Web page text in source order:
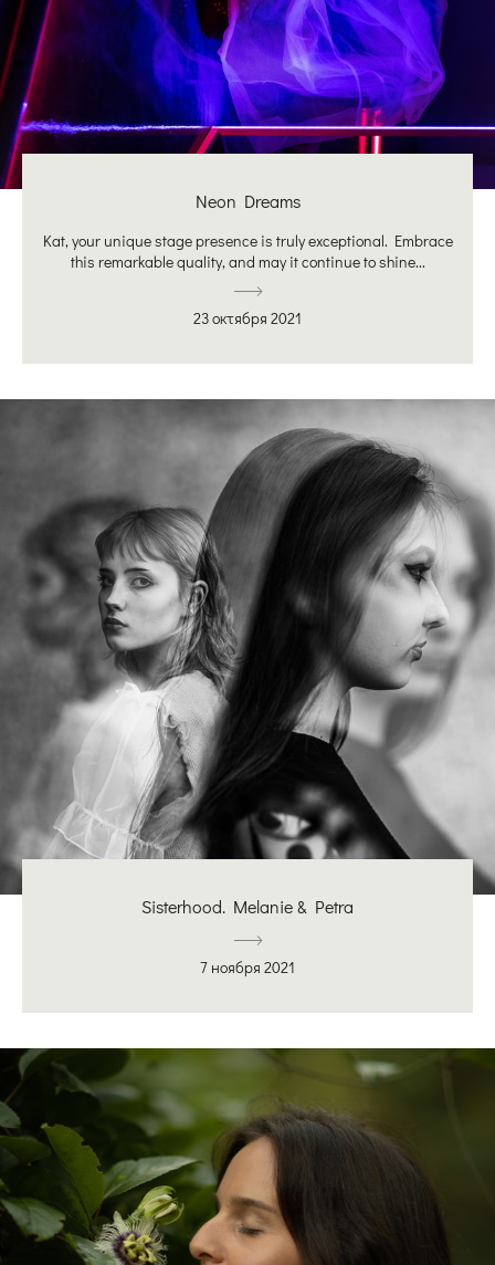
Neon Dreams
Kat, your unique stage presence is truly exceptional. Embrace
this remarkable quality, and may it continue to shine...
23 октября 2021
Sisterhood. Melanie & Petra
7 ноября 2021